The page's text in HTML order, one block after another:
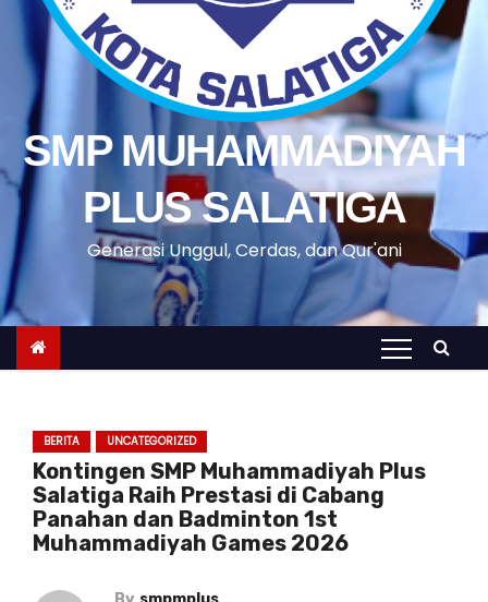
SMP MUHAMMADIYAH
PLUS SALATIGA
Generasi Unggul, Cerdas, dan Qur'ani
BERITA UNCATEGORIZED
Kontingen SMP Muhammadiyah Plus
Salatiga Raih Prestasi di Cabang
Panahan dan Badminton 1st
Muhammadiyah Games 2026